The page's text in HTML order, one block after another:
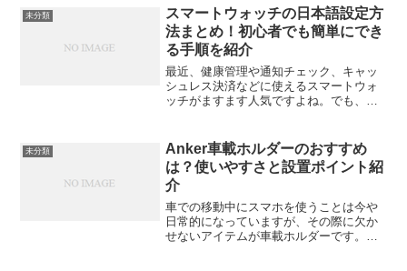
ています。中でも、フラッグシップ級の
機能を備えたと、その...
未分類
スマートウォッチの日本語設定方
法まとめ！初心者でも簡単にでき
る手順を紹介
最近、健康管理や通知チェック、キャッ
シュレス決済などに使えるスマートウォ
ッチがますます人気ですよね。でも、い
悩む人も多いはず。この記事では、スマ
ートウォッチの日本語設定...
未分類
Anker車載ホルダーのおすすめ
は？使いやすさと設置ポイント紹
介
車での移動中にスマホを使うことは今や
日常的になっていますが、その際に欠か
せないアイテムが車載ホルダーです。特